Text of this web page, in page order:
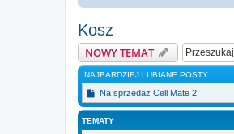
Kosz
NOWY TEMAT
NAJBARDZIEJ LUBIANE POSTY
Na sprzedaż Cell Mate 2
TEMATY